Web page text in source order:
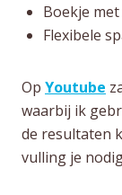
Boekje
Flexibele
Op Youtube
waarbij ik
de resultaten
vulling je